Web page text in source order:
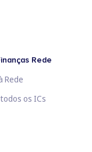
Rede
Rede
os ICs